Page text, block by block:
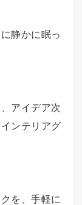
静かに眠っ
アイデア次
ンテリアグ
を、手軽に